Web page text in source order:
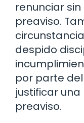
renunciar
preaviso.
despido
por parte
justificar
preaviso.